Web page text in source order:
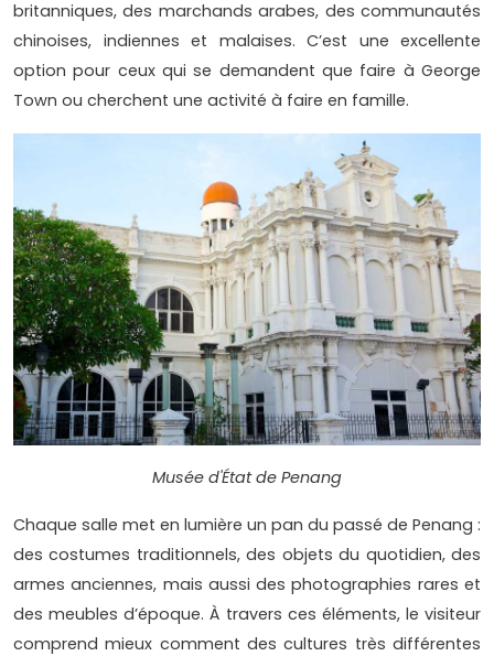
britanniques, des marchands arabes, des communautés
chinoises, indiennes et malaises. C’est une excellente
option pour ceux qui se demandent que faire à George
Town ou cherchent une activité à faire en famille.
Musée d'État de Penang
Chaque salle met en lumière un pan du passé de Penang :
des costumes traditionnels, des objets du quotidien, des
armes anciennes, mais aussi des photographies rares et
des meubles d’époque. À travers ces éléments, le visiteur
comprend mieux comment des cultures très différentes